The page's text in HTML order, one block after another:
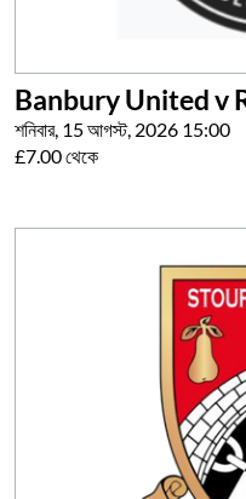
Banbury United v
শনিবার, 15 আগস্ট, 2026 15:00
£7.00 থেকে